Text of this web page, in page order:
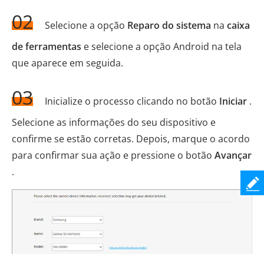
02 Selecione a opção Reparo do sistema na caixa
de ferramentas e selecione a opção Android na tela
que aparece em seguida.
03 Inicialize o processo clicando no botão Iniciar .
Selecione as informações do seu dispositivo e
confirme se estão corretas. Depois, marque o acordo
para confirmar sua ação e pressione o botão Avançar
.